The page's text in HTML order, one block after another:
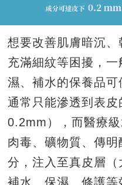
想要改善肌膚暗沉、
充滿細紋等困擾，
濕、補水的保養品
通常只能滲透到表
0.2mm ），而醫療
肉毒、礦物質、傳
分，注入至真皮層（
補水、保濕、修護